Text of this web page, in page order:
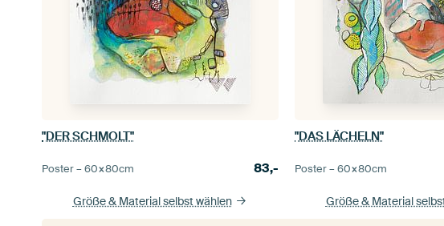
"DER SCHMOLT"
Poster –60×80cm 83,-
Größe & Material selbst wählen
"DAS LÄCHELN"
Poster –60×80cm
Größe & Material